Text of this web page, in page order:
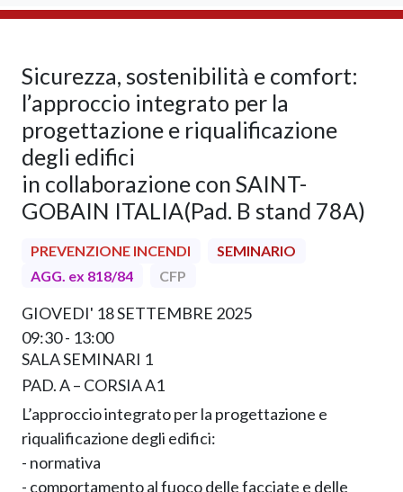
Sicurezza, sostenibilità e comfort:
l’approccio integrato per la
progettazione e riqualificazione
degli edifici
in collaborazione con SAINT-
GOBAIN ITALIA(Pad. B stand 78A)
PREVENZIONE INCENDI
SEMINARIO
AGG. ex 818/84
CFP
GIOVEDI' 18 SETTEMBRE 2025
09:30 - 13:00
SALA SEMINARI 1
PAD. A – CORSIA A1
L’approccio integrato per la progettazione e
riqualificazione degli edifici:
- normativa
- comportamento al fuoco delle facciate e delle